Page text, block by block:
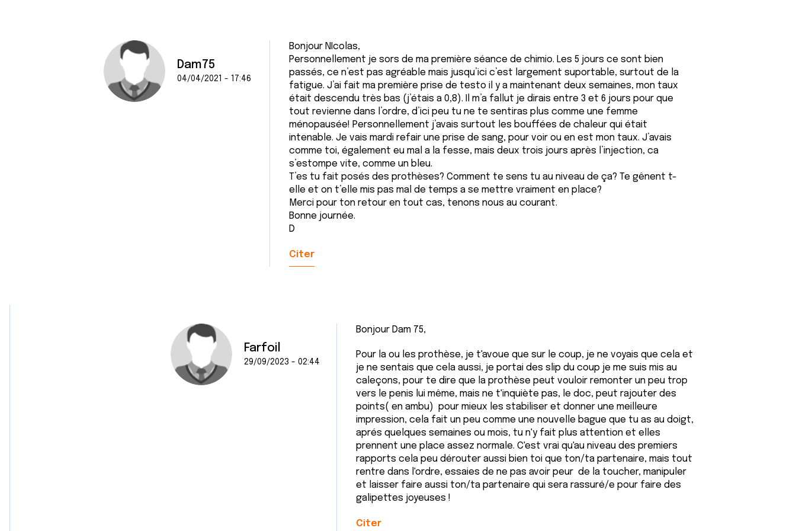
n
t
Dam75
04/04/2021 - 17:46
Bonjour NIcolas,
Personnellement je sors de ma première séance de chimio. Les 5 jours ce sont bien
passés, ce n’est pas agréable mais jusqu’ici c’est largement suportable, surtout de la
fatigue. J’ai fait ma première prise de testo il y a maintenant deux semaines, mon taux
était descendu très bas (j’étais a 0,8). Il m’a fallut je dirais entre 3 et 6 jours pour que
tout revienne dans l’ordre, d’ici peu tu ne te sentiras plus comme une femme
ménopausée! Personnellement j’avais surtout les bouffées de chaleur qui était
intenable. Je vais mardi refair une prise de sang, pour voir ou en est mon taux. J’avais
comme toi, également eu mal a la fesse, mais deux trois jours après l’injection, ca
s’estompe vite, comme un bleu.
T’es tu fait posés des prothèses? Comment te sens tu au niveau de ça? Te gênent t-
elle et on t’elle mis pas mal de temps a se mettre vraiment en place?
Merci pour ton retour en tout cas, tenons nous au courant.
Bonne journée.
D
Citer
Farfoil
29/09/2023 - 02:44
Bonjour Dam 75,
Pour la ou les prothèse, je t'avoue que sur le coup, je ne voyais que cela et
je ne sentais que cela aussi, je portai des slip du coup je me suis mis au
caleçons, pour te dire que la prothèse peut vouloir remonter un peu trop
vers le penis lui même, mais ne t'inquiète pas, le doc, peut rajouter des
points( en ambu) pour mieux les stabiliser et donner une meilleure
impression, cela fait un peu comme une nouvelle bague que tu as au doigt,
aprés quelques semaines ou mois, tu n'y fait plus attention et elles
prennent une place assez normale. C'est vrai qu'au niveau des premiers
rapports cela peu dérouter aussi bien toi que ton/ta partenaire, mais tout
rentre dans l'ordre, essaies de ne pas avoir peur de la toucher, manipuler
et laisser faire aussi ton/ta partenaire qui sera rassuré/e pour faire des
galipettes joyeuses !
Citer